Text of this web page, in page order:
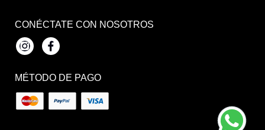
CONÉCTATE CON NOSOTROS
InstagramFacebook
MÉTODO DE PAGO